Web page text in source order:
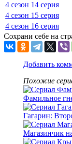
4 сезон 14 серия
4 сезон 15 серия
4 сезон 16 серия
Сохрани себе на
Добавить
Похожие
Фамильное
Гагарин:
Магазинчик